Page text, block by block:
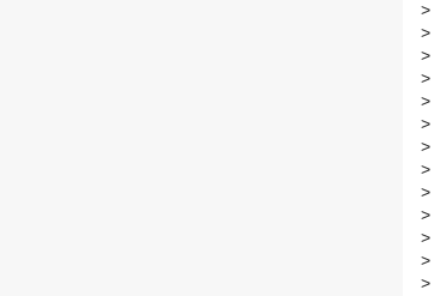
>
>
>
>
>
>
>
>
>
>
>
>
>